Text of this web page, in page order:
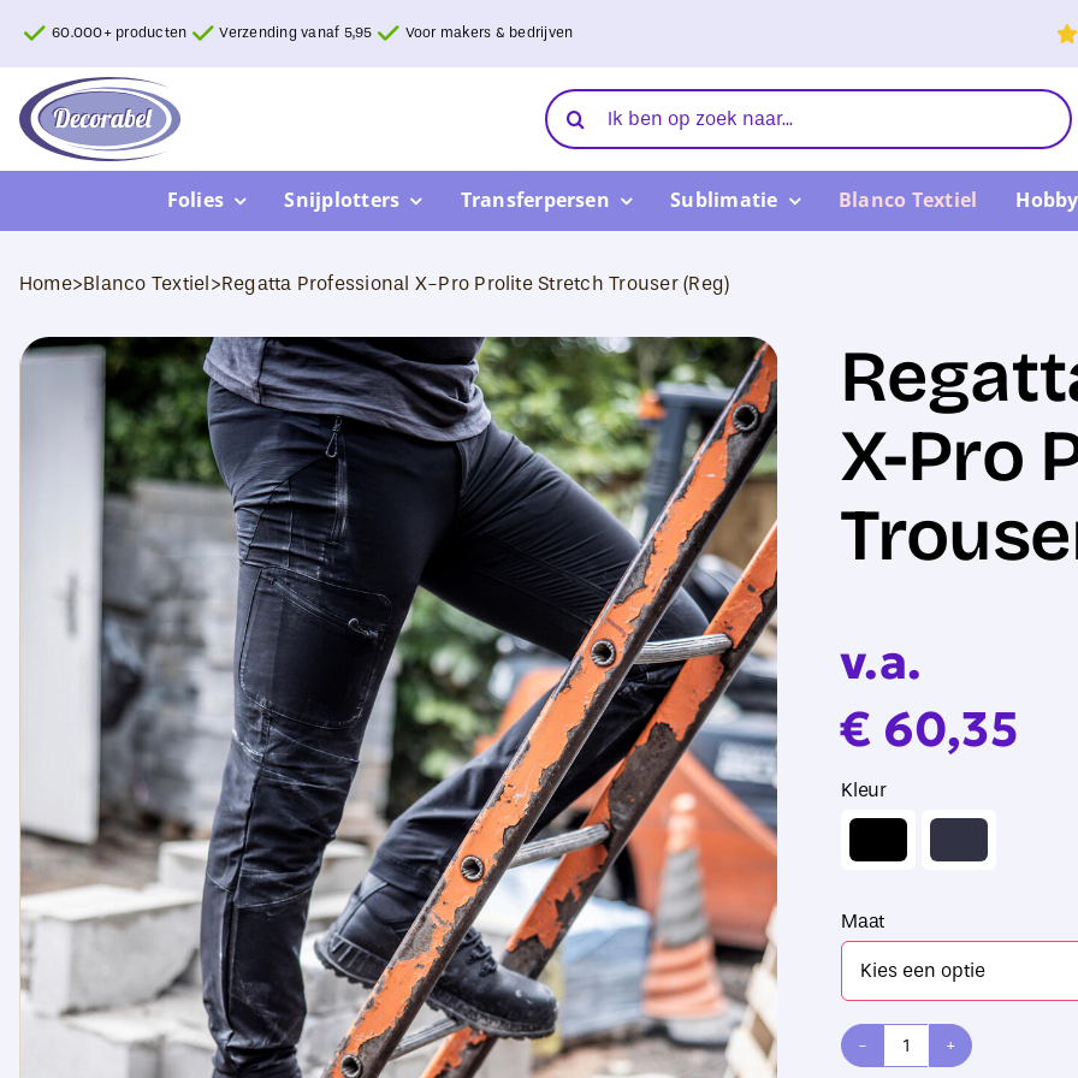
inhoud
60.000+ producten Verzending vanaf 5,95 Voor makers & bedrijven
Zoeken
naar:
Folies Snijplotters Transferpersen Sublimatie Blanco Textiel
Home>Blanco Textiel>Regatta Professional X-Pro Prolite Stretch Trouser (Reg)
X-Pro
v.a.
€ 60,35
Kleur
Maat
Regatta